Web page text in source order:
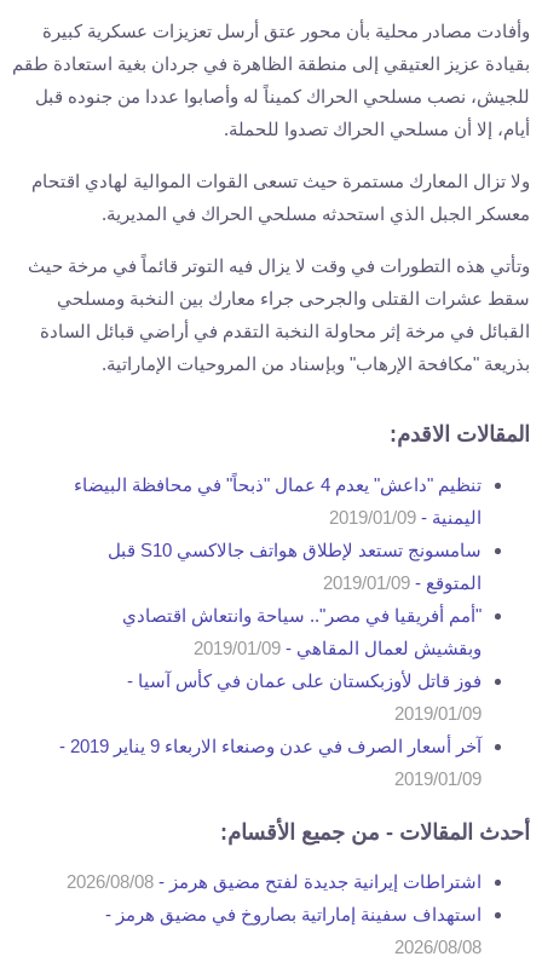
وأفادت مصادر محلية بأن محور عتق أرسل تعزيزات عسكرية كبيرة
بقيادة عزيز العتيقي إلى منطقة الظاهرة في جردان بغية استعادة طقم
للجيش، نصب مسلحي الحراك كميناً له وأصابوا عددا من جنوده قبل
أيام، إلا أن مسلحي الحراك تصدوا للحملة.
ولا تزال المعارك مستمرة حيث تسعى القوات الموالية لهادي اقتحام
معسكر الجبل الذي استحدثه مسلحي الحراك في المديرية.
وتأتي هذه التطورات في وقت لا يزال فيه التوتر قائماً في مرخة حيث
سقط عشرات القتلى والجرحى جراء معارك بين النخبة ومسلحي
القبائل في مرخة إثر محاولة النخبة التقدم في أراضي قبائل السادة
بذريعة "مكافحة الإرهاب" وبإسناد من المروحيات الإماراتية.
المقالات الاقدم:
تنظيم "داعش" يعدم 4 عمال "ذبحاً" في محافظة البيضاء
اليمنية - 2019/01/09
سامسونج تستعد لإطلاق هواتف جالاكسي S10 قبل
المتوقع - 2019/01/09
"أمم أفريقيا في مصر".. سياحة وانتعاش اقتصادي
وبقشيش لعمال المقاهي - 2019/01/09
فوز قاتل لأوزبكستان على عمان في كأس آسيا -
2019/01/09
آخر أسعار الصرف في عدن وصنعاء الاربعاء 9 يناير 2019 -
2019/01/09
أحدث المقالات - من جميع الأقسام:
اشتراطات إيرانية جديدة لفتح مضيق هرمز - 2026/08/08
استهداف سفينة إماراتية بصاروخ في مضيق هرمز -
2026/08/08